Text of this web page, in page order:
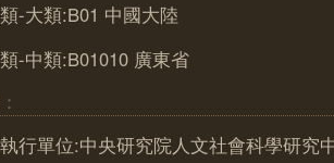
-大類:B01 中國大陸
-中類:B01010 廣東省
行單位:中央研究院人文社會科學研究